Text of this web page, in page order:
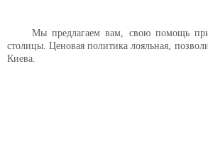
Мы предлагаем вам, свою помощь
столицы. Ценовая политика лояльная,
Киева.